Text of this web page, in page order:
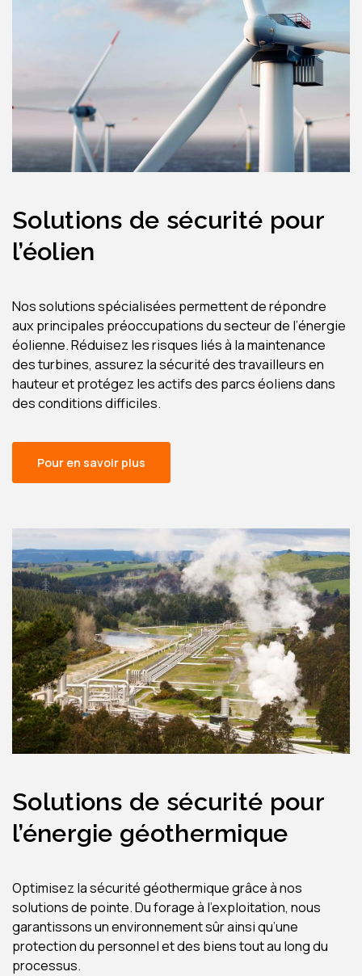
Solutions de sécurité pour
l’éolien
Nos solutions spécialisées permettent de répondre
aux principales préoccupations du secteur de l’énergie
éolienne. Réduisez les risques liés à la maintenance
des turbines, assurez la sécurité des travailleurs en
hauteur et protégez les actifs des parcs éoliens dans
des conditions difficiles.
Pour en savoir plus
Solutions de sécurité pour
l’énergie géothermique
Optimisez la sécurité géothermique grâce à nos
solutions de pointe. Du forage à l’exploitation, nous
garantissons un environnement sûr ainsi qu’une
protection du personnel et des biens tout au long du
processus.